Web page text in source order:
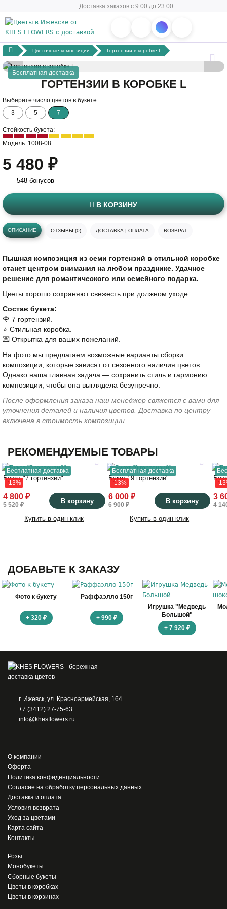
Доставка заказов с 9:00 до 23:00
Цветочные композиции Гортензии в коробке L
Бесплатная доставка
ГОРТЕНЗИИ В КОРОБКЕ L
Выберите число цветов в букете:
3
5 7
Стойкость букета:
Модель: 1008-08
5 480 ₽
548 бонусов
В КОРЗИНУ
ОПИСАНИЕ ОТЗЫВЫ (0) ДОСТАВКА | ОПЛАТА ВОЗВРАТ
Пышная композиция из семи гортензий в стильной коробке
станет центром внимания на любом празднике. Удачное
решение для романтического или семейного подарка.
Цветы хорошо сохраняют свежесть при должном уходе.
Состав букета:
🌹 7 гортензий.
⭐️ Стильная коробка.
💌 Открытка для ваших пожеланий.
На фото мы предлагаем возможные варианты сборки
композиции, которые зависят от сезонного наличия цветов.
Однако наша главная задача — сохранить стиль и гармонию
композиции, чтобы она выглядела безупречно.
После оформления заказа наш менеджер свяжется с вами для
уточнения деталей и наличия цветов. Доставка по центру
включена в стоимость композиции.
РЕКОМЕНДУЕМЫЕ ТОВАРЫ
Бесплатная доставка
-13%
Букет "7 гортензий"
4 800 ₽
5 520 ₽ В корзину
Купить в один клик
Бесплатная доставка
-13%
Букет "9 гортензий"
6 000 ₽
6 900 ₽ В корзину
Купить в один клик
-
3
4
ДОБАВЬТЕ К ЗАКАЗУ
Фото к букету
+ 320 ₽
Раффаэлло 150г
+ 990 ₽
Игрушка "Медведь
Большой"
+ 7 920 ₽
г. Ижевск, ул. Красноармейская, 164
+7 (3412) 27-75-63
info@khesflowers.ru
О компании
Оферта
Политика конфиденциальности
Согласие на обработку персональных данных
Доставка и оплата
Условия возврата
Уход за цветами
Карта сайта
Контакты
Розы
Монобукеты
Сборные букеты
Цветы в коробках
Цветы в корзинах